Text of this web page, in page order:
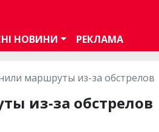
НОВИНИ РЕКЛАМА
маршруты из-за обстрелов
из-за обстрелов